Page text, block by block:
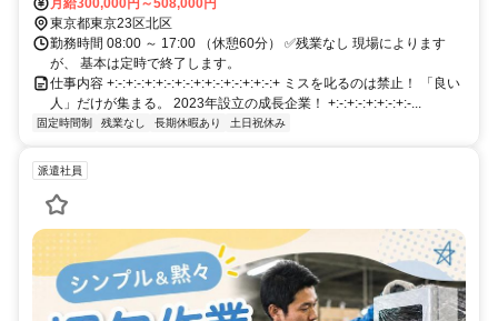
約 4〜6分 ※現場は新宿・中野・品川など 23区内がメイン！ ※直行
直帰OK。
月給300,000円～508,000円
東京都東京23区北区
勤務時間 08:00 ～ 17:00 （休憩60分） ✅残業なし 現場によります
が、 基本は定時で終了します。
仕事内容 +:-:+:-:+:+:-:+:-:+:+:-:+:-:+:+:-:+ ミスを叱るのは禁止！ 「良い
人」だけが集まる。 2023年設立の成長企業！ +:-:+:-:+:+:-:+:-...
固定時間制 残業なし 長期休暇あり 土日祝休み
派遣社員